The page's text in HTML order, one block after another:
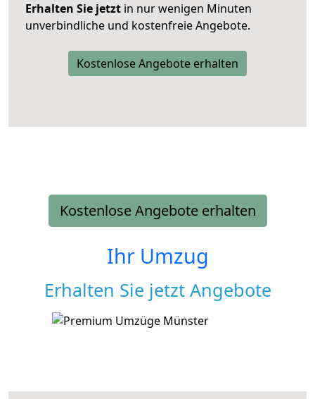
Erhalten Sie jetzt in nur wenigen Minuten
unverbindliche und kostenfreie Angebote.
Kostenlose Angebote erhalten
Kostenlose Angebote erhalten
Ihr Umzug
Erhalten Sie jetzt Angebote